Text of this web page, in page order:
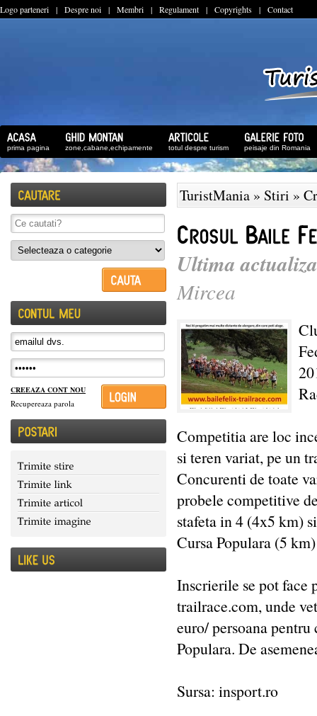
Logo parteneri | Despre noi | Membri | Regulament | Copyrights | Contact
prima pagina zone,cabane,echipamente totul despre turism peisaje din Romania
CREEAZA CONT NOU
Recupereaza parola
TuristMania » Stiri »
Ultima
Mircea
Competitia are loc
si teren variat, pe un
Concurenti de toate
probele competitive
stafeta in 4 (4x5 km)
Cursa Populara (5
Inscrierile se pot face
trailrace.com, unde
euro/ persoana
Populara. De
Sursa: insport.ro